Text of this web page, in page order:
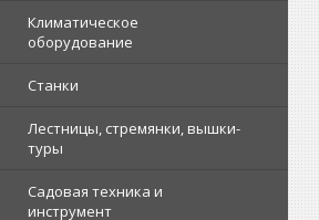
Климатическое
оборудование
Станки
Лестницы, стремянки, вышки-
туры
Садовая техника и
инструмент